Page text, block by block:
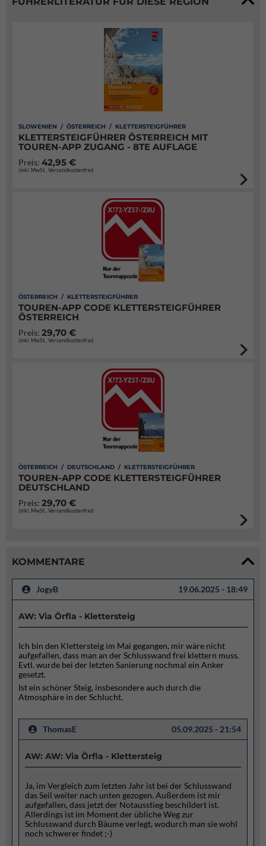
SLOWENIEN / ÖSTERREICH / KLETTERSTEIGFÜHRER
KLETTERSTEIGFÜHRER ÖSTERREICH MIT
TOUREN-APP ZUGANG - 8TE AUFLAGE
Preis: 42,95 €
(inkl. MwSt., Versandkostenfrei)
ÖSTERREICH / KLETTERSTEIGFÜHRER
TOUREN-APP CODE KLETTERSTEIGFÜHRER
ÖSTERREICH
Preis: 29,70 €
(inkl. MwSt., Versandkostenfrei)
ÖSTERREICH / DEUTSCHLAND / KLETTERSTEIGFÜHRER
TOUREN-APP CODE KLETTERSTEIGFÜHRER
DEUTSCHLAND
Preis: 29,70 €
(inkl. MwSt., Versandkostenfrei)
KOMMENTARE
JogyB 19.06.2025 - 18:49
AW: Via Örfla - Klettersteig
Ich bin den Klettersteig im Mai gegangen, mir wäre nicht
aufgefallen, dass man an der Schlusswand frei klettern muss.
Evtl. wurde bei der letzten Sanierung nochmal ein Anker
gesetzt.
Ist ein schöner Steig, insbesondere auch durch die
Atmosphäre in der Schlucht.
ThomasE 05.09.2025 - 21:54
AW: AW: Via Örfla - Klettersteig
Ja, im Vergleich zum letzten Jahr ist bei der Schlusswand
das Seil weiter nach unten gezogen. Außerdem ist mir
aufgefallen, dass jetzt der Notausstieg beschildert ist.
Allerdings ist im Moment der übliche Weg zur
Schlusswand durch Bäume verlegt, wodurch man sie wohl
noch schwerer findet ;-)